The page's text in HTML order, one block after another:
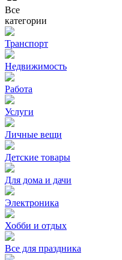
Все
категории
Транспорт
Недвижимость
Работа
Услуги
Личные вещи
Детские товары
Для дома и дачи
Электроника
Хобби и отдых
Все для праздника